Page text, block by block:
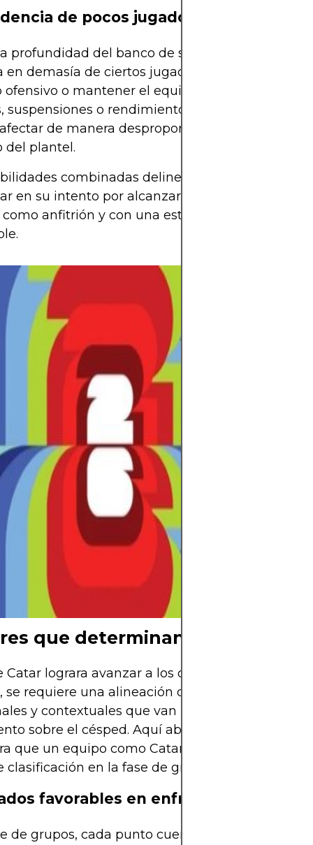
de pocos jugadores clave
profundidad del banco de suplentes hace que
en demasía de ciertos jugadores para generar
ofensivo o mantener el equilibrio en el
suspensiones o rendimientos bajos de estas
de manera desproporcionada el
del plantel.
combinadas delinean un panorama
en su intento por alcanzar los octavos de final,
anfitrión y con una estructura organizativa
que determinan su
Catar lograra avanzar a los octavos de final de
se requiere una alineación de factores técnicos,
y contextuales que van más allá del simple
sobre el césped. Aquí abordamos los
que un equipo como Catar pudiera tener
clasificación en la fase de grupos.
favorables en enfrentamientos
de grupos, cada punto cuenta. Si Catar lograra